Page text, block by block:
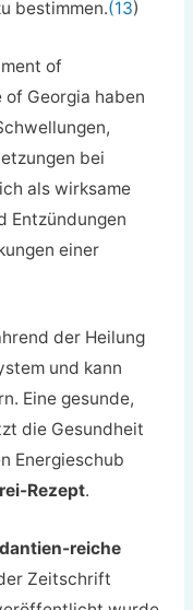
bestimmen.(13)
of
Georgia haben
bei
als wirksame
Entzündungen
einer
der Heilung
und kann
Eine gesunde,
die Gesundheit
Energieschub
Rezept.
reiche
Zeitschrift